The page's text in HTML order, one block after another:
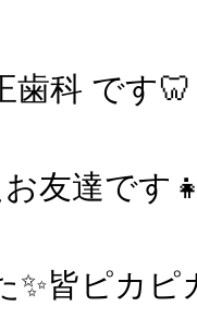
歯科 です🦷
友達です
✨皆ピカピ